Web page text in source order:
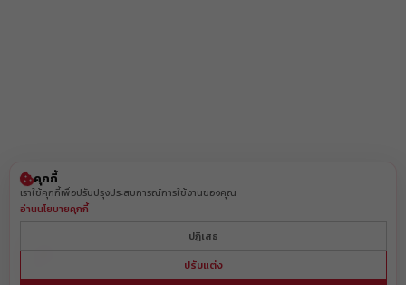
คุกกี้
เราใช้คุกกี้เพื่อปรับปรุงประสบการณ์การใช้งานของคุณ
อ่านนโยบายคุกกี้
ปฏิเสธ
ปรับแต่ง